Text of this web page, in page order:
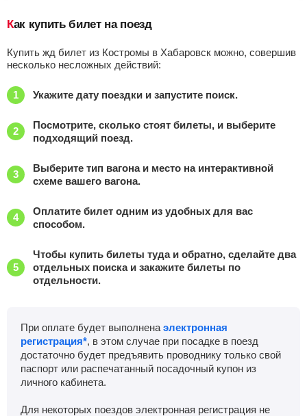
Как купить билет на поезд
Купить жд билет из Костромы в Хабаровск можно, совершив
несколько несложных действий:
Укажите дату поездки и запустите поиск.
Посмотрите, сколько стоят билеты, и выберите
подходящий поезд.
Выберите тип вагона и место на интерактивной
схеме вашего вагона.
Оплатите билет одним из удобных для вас
способом.
Чтобы купить билеты туда и обратно, сделайте два
отдельных поиска и закажите билеты по
отдельности.
При оплате будет выполнена электронная
регистрация*, в этом случае при посадке в поезд
достаточно будет предъявить проводнику только свой
паспорт или распечатанный посадочный купон из
личного кабинета.
Для некоторых поездов электронная регистрация не